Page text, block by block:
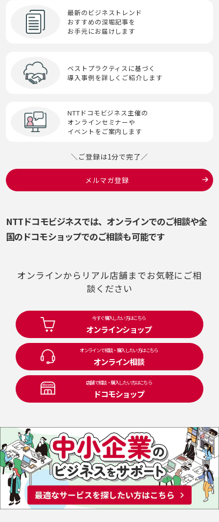
せ
セキュリティインシデント
セッション
ゼロトラスト
そ
プロンプトエンジニアリング
輻輳(ふくそう）
ペネトレーションテスト
ほ
IVR
SMS
SOAR
SOC
Society 5.0
SoE(System of Engagement)
SORA
SPF/DKIM/DMARC
Systems of Record(SoR)
最新のビジネストレンド
おすすめの深堀記事を
お手元にお届けします
ベストプラクティスに基づく
導入事例を詳しくご紹介します
NTTドコモビジネス主催の
オンラインセミナーや
イベントをご案内します
＼ご登録は1分で完了／
メルマガ登録
NTTドコモビジネスでは、オンラインでのご相談や全
国のドコモショップでのご相談も可能です
オンラインからリアル店舗までお気軽にご相
談ください
今すぐ購入したい方はこちら
オンラインショップ
オンラインで相談・購入したい方はこちら
オンライン相談
店舗で相談・購入したい方はこちら
ドコモショップ